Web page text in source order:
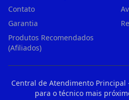
Contato
Garantia
Produtos Recomendados
(Afiliados)
Central de Atendimento
para o técnico mais